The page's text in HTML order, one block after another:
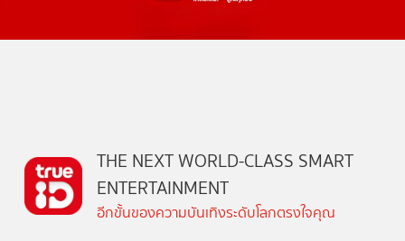
THE NEXT WORLD-CLASS SMART
ENTERTAINMENT
อีกขั้นของความบันเทิงระดับโลกตรงใจคุณ